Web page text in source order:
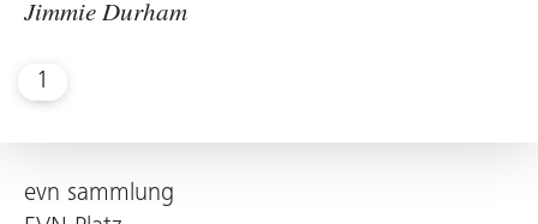
Jimmie Durham
1
evn sammlung